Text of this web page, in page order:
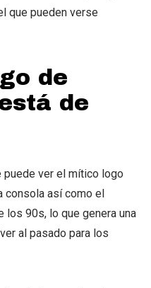
que pueden verse
de
de
puede ver el mítico logo
consola así como el
90s, lo que genera una
al pasado para los